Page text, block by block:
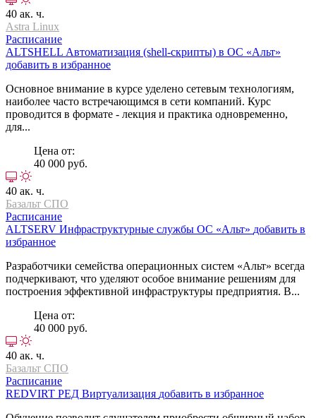
40 ак. ч.
Astra Linux
Расписание
ALTSHELL Автоматизация (shell-скрипты) в ОС «Альт»
добавить в избранное
Основное внимание в курсе уделено сетевым технологиям,
наиболее часто встречающимся в сети компаний. Курс
проводится в формате - лекция и практика одновременно,
для...
Цена от:
40 000 руб.
40 ак. ч.
Базальт СПО
Расписание
ALTSERV Инфраструктурные службы ОС «Альт» добавить в
избранное
Разработчики семейства операционных систем «Альт» всегда
подчеркивают, что уделяют особое внимание решениям для
построения эффективной инфраструктуры предприятия. В...
Цена от:
40 000 руб.
40 ак. ч.
Базальт СПО
Расписание
REDVIRT РЕД Виртуализация добавить в избранное